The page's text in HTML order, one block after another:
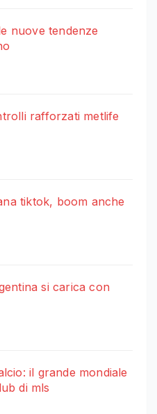
nuove tendenze
rafforzati metlife
tiktok, boom anche
si carica con
il grande mondiale
di mls